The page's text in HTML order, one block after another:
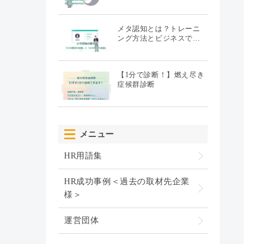
メタ認知とは？トレーニ
ング方法とビジネスで…
【1分で診断！】燃え尽き
症候群診断
メニュー
HR用語集
HR成功事例＜過去の取材先企業
様＞
運営団体